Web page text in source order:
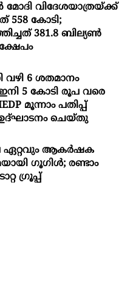
മോദി വിദേശയാത്രയ്ക്ക്
558 കോടി;
381.8 ബില്യൺ
6 ശതമാനം
5 കോടി രൂപ വരെ
മൂന്നാം പതിപ്പ്
ഉദ്ഘാടനം ചെയ്തു
ഏറ്റവും ആകര്‍ഷക
ഗൂഗിള്‍; രണ്ടാം
ഗ്രൂപ്പ്